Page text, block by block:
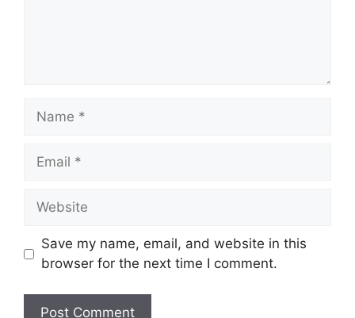
Name
Email
Website
Save my name, email, and website in this
browser for the next time I comment.